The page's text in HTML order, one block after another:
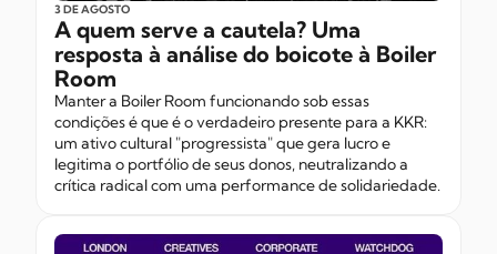
3 DE AGOSTO
A quem serve a cautela? Uma
resposta à análise do boicote à Boiler
Room
Manter a Boiler Room funcionando sob essas
condições é que é o verdadeiro presente para a KKR:
um ativo cultural "progressista" que gera lucro e
legitima o portfólio de seus donos, neutralizando a
crítica radical com uma performance de solidariedade.